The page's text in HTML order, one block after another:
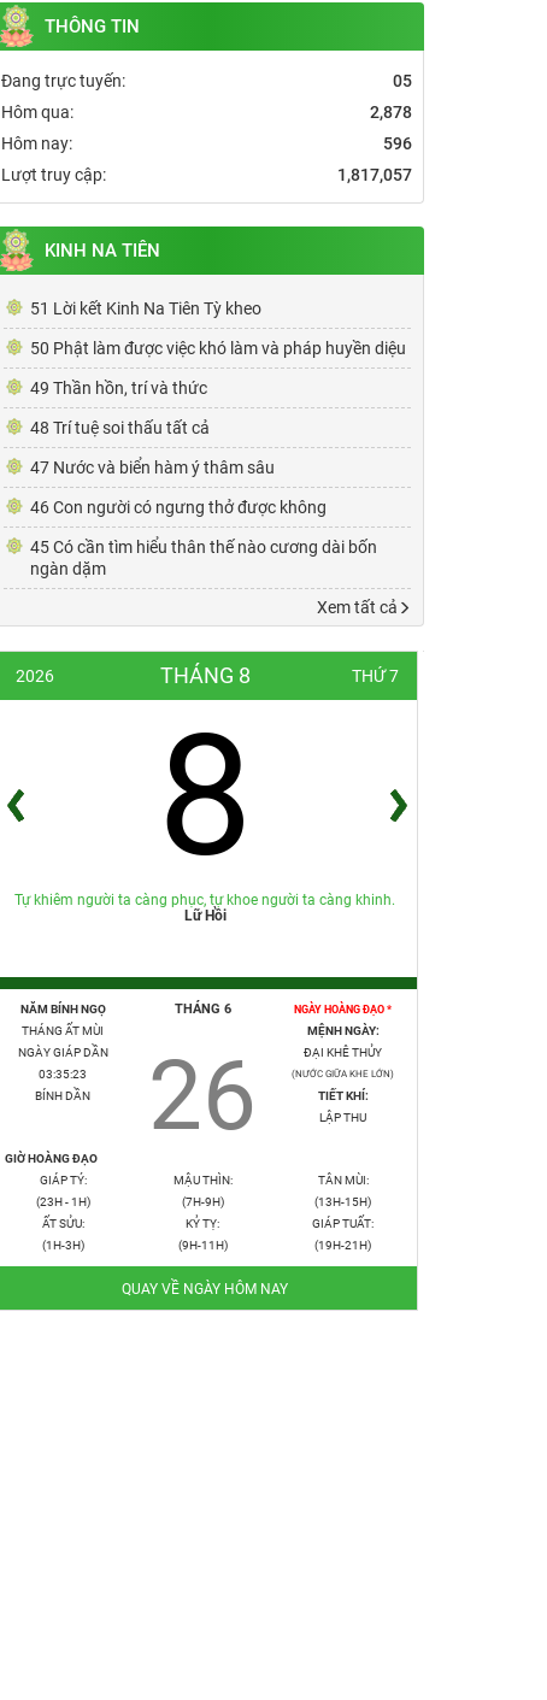
THÔNG TIN
Đang trực tuyến:
05
Hôm qua:
2,878
Hôm nay:
596
Lượt truy cập:
1,817,057
KINH NA TIÊN
51 Lời kết Kinh Na Tiên Tỳ kheo
50 Phật làm được việc khó làm và pháp huyền diệu
49 Thần hồn, trí và thức
48 Trí tuệ soi thấu tất cả
47 Nước và biển hàm ý thâm sâu
46 Con người có ngưng thở được không
45 Có cần tìm hiểu thân thế nào cương dài bốn
ngàn dặm
Xem tất cả
2026 THÁNG 8 THỨ 7
8
Tự khiêm người ta càng phục, tự khoe người ta càng khinh.
Lữ Hồi
NĂM BÍNH NGỌ
THÁNG ẤT MÙI
NGÀY GIÁP DẦN
03:35:24
BÍNH DẦN
THÁNG 6
26
NGÀY HOÀNG ĐẠO *
MỆNH NGÀY:
ĐẠI KHÊ THỦY
(NƯỚC GIỮA KHE LỚN)
TIẾT KHÍ:
LẬP THU
GIỜ HOÀNG ĐẠO
GIÁP TÝ:
(23H - 1H)
ẤT SỬU:
(1H-3H)
MẬU THÌN:
(7H-9H)
KỶ TỴ:
(9H-11H)
TÂN MÙI:
(13H-15H)
GIÁP TUẤT:
(19H-21H)
QUAY VỀ NGÀY HÔM NAY